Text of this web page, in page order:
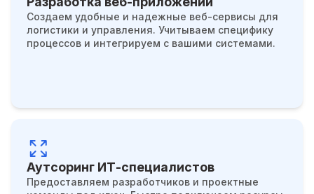
Создаем удобные и надежные веб-сервисы для
логистики и управления. Учитываем специфику
процессов и интегрируем с вашими системами.
Аутсоринг ИТ-специалистов
Предоставляем разработчиков и проектные